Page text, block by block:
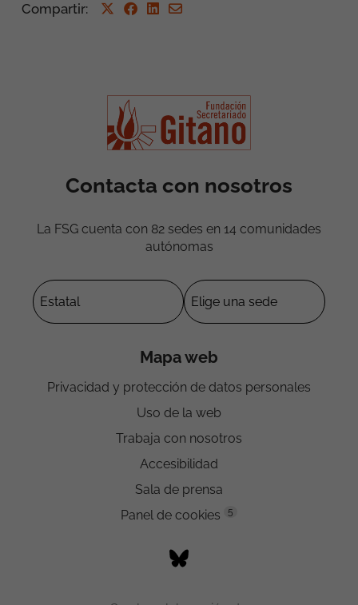
Compartir:
Contacta con nosotros
La FSG cuenta con 82 sedes en 14 comunidades
autónomas
Mapa web
Privacidad y protección de datos personales
Uso de la web
Trabaja con nosotros
Accesibilidad
Sala de prensa
Panel de cookies
5